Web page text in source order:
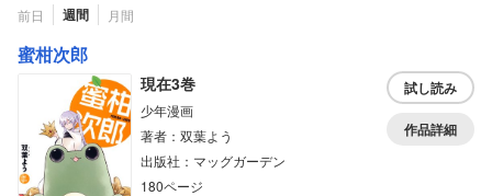
前日 週間 月間
蜜柑次郎
現在3巻
少年漫画
著者：双葉よう
出版社：マッグガーデン
180ページ
試し読み
作品詳細